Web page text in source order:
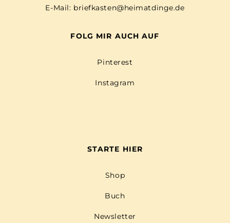
E-Mail: briefkasten@heimatdinge.de
FOLG MIR AUCH AUF
Pinterest
Instagram
STARTE HIER
Shop
Buch
Newsletter